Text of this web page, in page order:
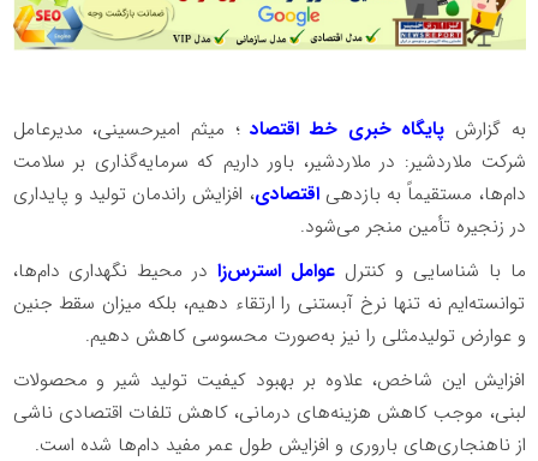
به گزارش پایگاه خبری خط اقتصاد؛ میثم امیرحسینی، مدیرعامل
شرکت ملاردشیر: در ملاردشیر، باور داریم که سرمایه‌گذاری بر سلامت
دام‌ها، مستقیماً به بازدهیاقتصادی، افزایش راندمان تولید و پایداری
در زنجیره تأمین منجر می‌شود.
ما با شناسایی و کنترل عوامل استرس‌زا در محیط نگهداری دام‌ها،
توانسته‌ایم نه تنها نرخ آبستنی را ارتقاء دهیم، بلکه میزان سقط جنین
و عوارض تولیدمثلی را نیز به‌صورت محسوسی کاهش دهیم.
افزایش این شاخص، علاوه بر بهبود کیفیت تولید شیر و محصولات
لبنی، موجب کاهش هزینه‌های درمانی، کاهش تلفات اقتصادی ناشی
از ناهنجاری‌های باروری و افزایش طول عمر مفید دام‌ها شده است.